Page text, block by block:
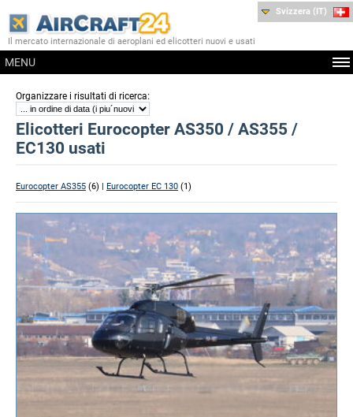
Il mercato internazionale di aeroplani ed elicotteri nuovi e usati
MENU
Svizzera (IT)
Organizzare i risultati di ricerca:
Elicotteri Eurocopter AS350 / AS355 /
EC130 usati
Eurocopter AS355 (6) | Eurocopter EC 130 (1)